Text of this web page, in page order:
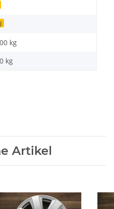
kg
kg
Artikel